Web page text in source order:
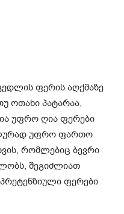
ფერის აღქმაზე
ოთახი პატარაა,
უფრო ღია ფერები
უფრო ფართო
რომლებიც ბევრი
შეგიძლიათ
ფერები